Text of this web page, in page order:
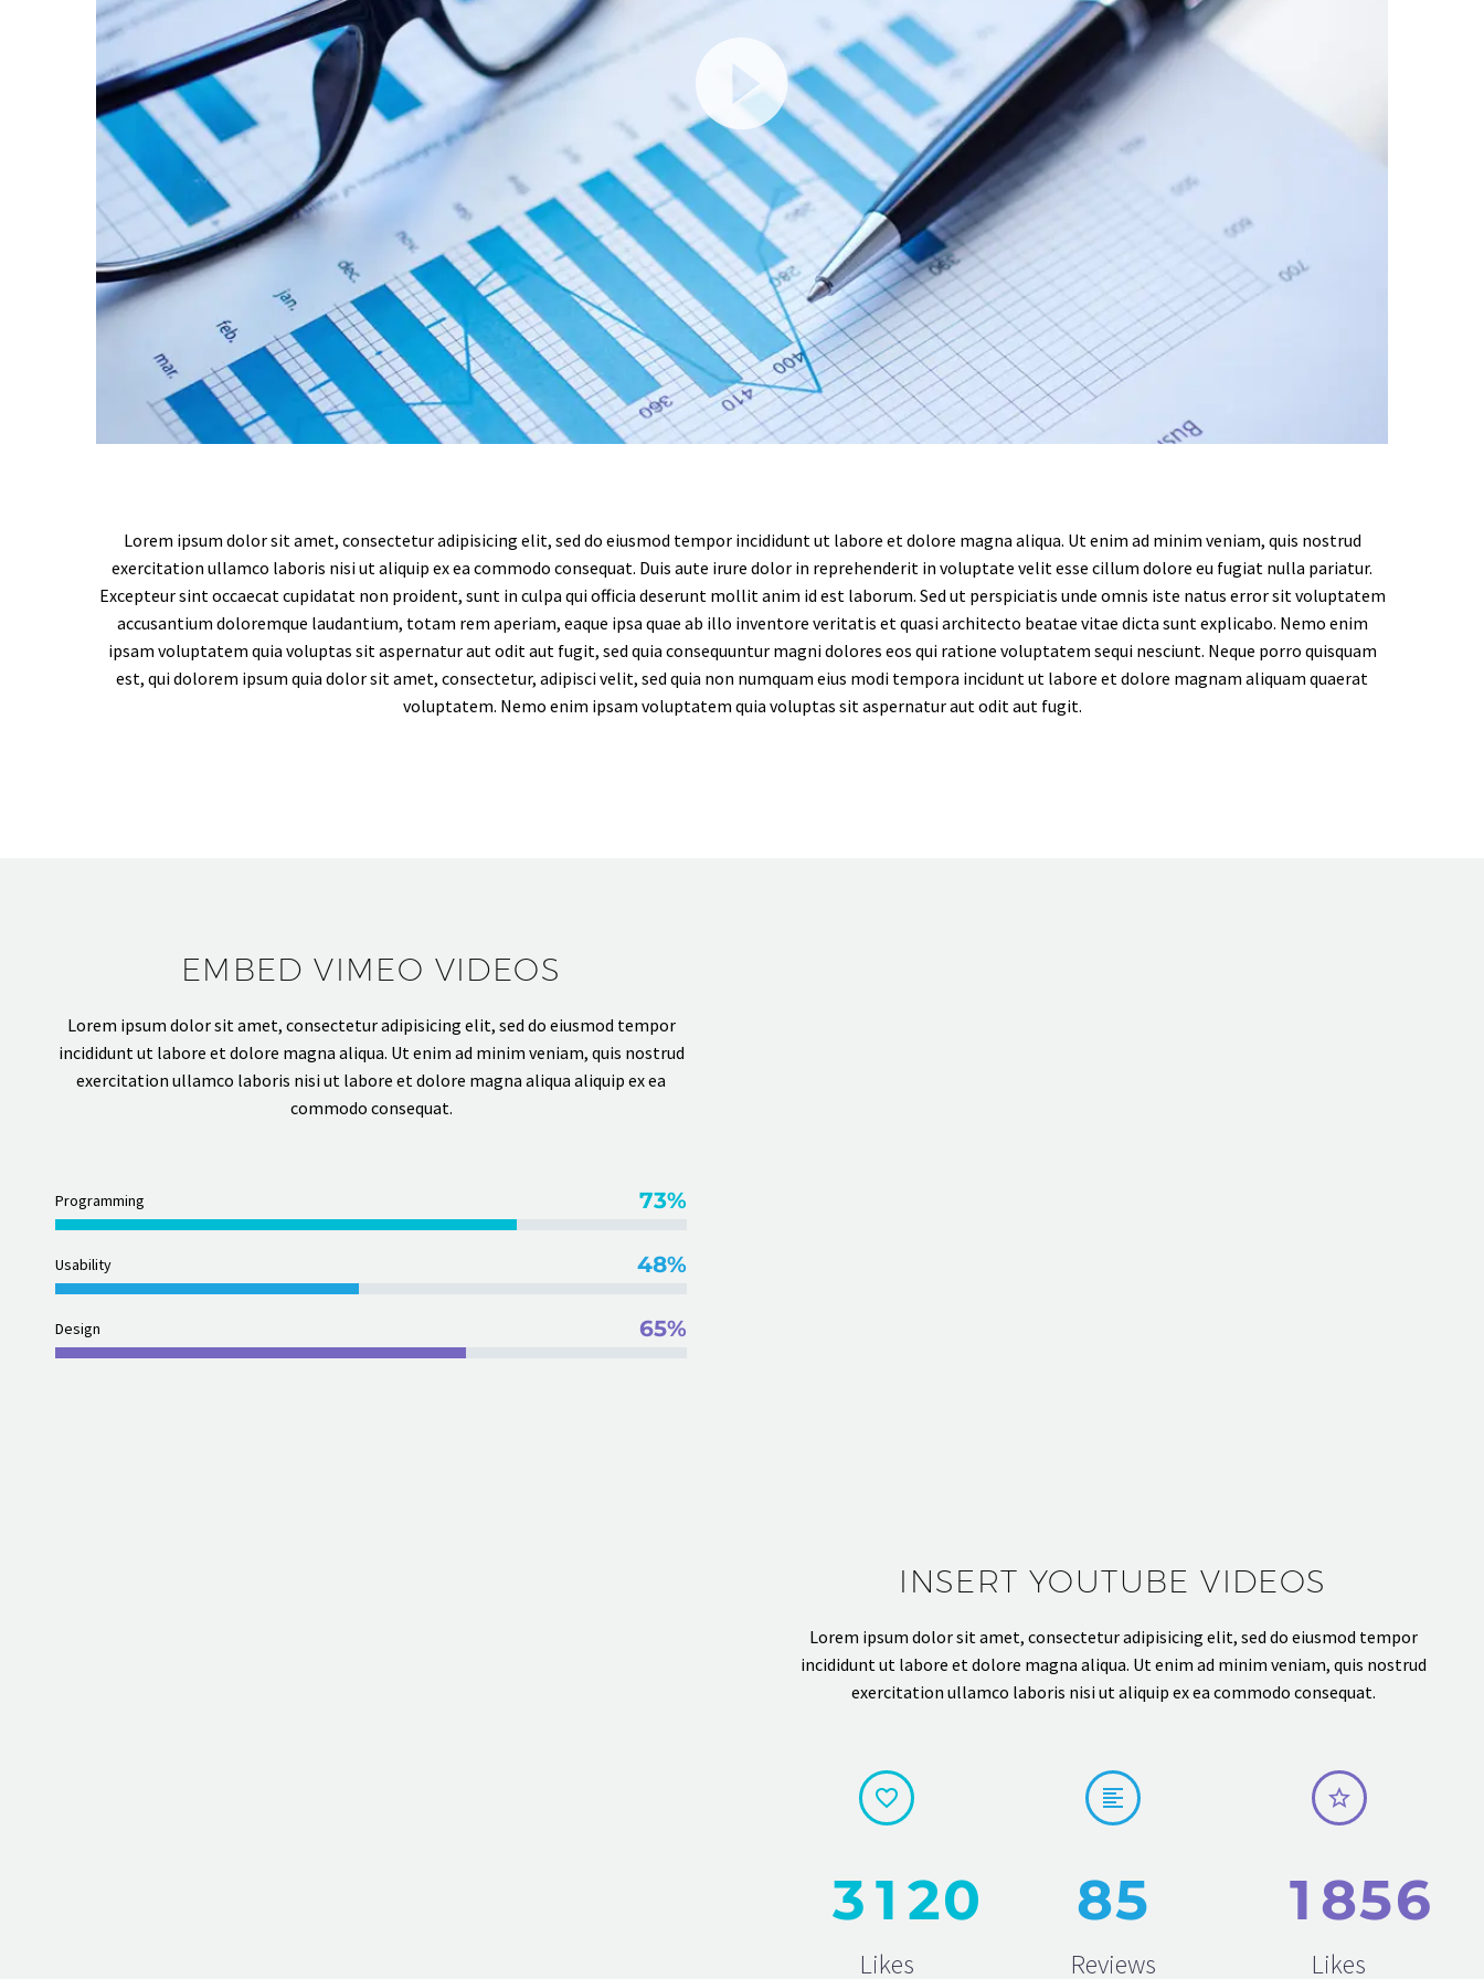
Lorem ipsum dolor sit amet, consectetur adipisicing elit, sed do eiusmod tempor incididunt ut labore et dolore magna aliqua. Ut enim ad minim veniam, quis nostrud
exercitation ullamco laboris nisi ut aliquip ex ea commodo consequat. Duis aute irure dolor in reprehenderit in voluptate velit esse cillum dolore eu fugiat nulla pariatur.
Excepteur sint occaecat cupidatat non proident, sunt in culpa qui officia deserunt mollit anim id est laborum. Sed ut perspiciatis unde omnis iste natus error sit voluptatem
accusantium doloremque laudantium, totam rem aperiam, eaque ipsa quae ab illo inventore veritatis et quasi architecto beatae vitae dicta sunt explicabo. Nemo enim
ipsam voluptatem quia voluptas sit aspernatur aut odit aut fugit, sed quia consequuntur magni dolores eos qui ratione voluptatem sequi nesciunt. Neque porro quisquam
est, qui dolorem ipsum quia dolor sit amet, consectetur, adipisci velit, sed quia non numquam eius modi tempora incidunt ut labore et dolore magnam aliquam quaerat
voluptatem. Nemo enim ipsam voluptatem quia voluptas sit aspernatur aut odit aut fugit.
EMBED VIMEO VIDEOS
Lorem ipsum dolor sit amet, consectetur adipisicing elit, sed do eiusmod tempor
incididunt ut labore et dolore magna aliqua. Ut enim ad minim veniam, quis nostrud
exercitation ullamco laboris nisi ut labore et dolore magna aliqua aliquip ex ea
commodo consequat.
Programming 73%
Usability 48%
Design 65%
INSERT YOUTUBE VIDEOS
Lorem ipsum dolor sit amet, consectetur adipisicing elit, sed do eiusmod tempor
incididunt ut labore et dolore magna aliqua. Ut enim ad minim veniam, quis nostrud
exercitation ullamco laboris nisi ut aliquip ex ea commodo consequat.


31 20
Likes


85
Reviews


1 856
Likes